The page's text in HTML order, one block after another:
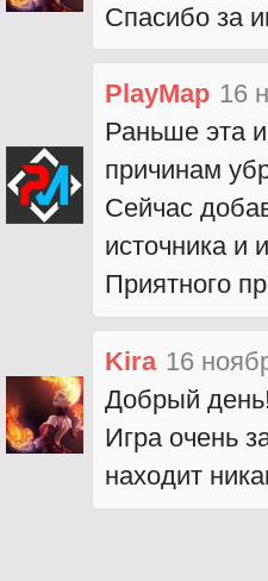
Спасибо за
PlayMap 16
Раньше эта
причинам
Сейчас
источника и
Приятного
Kira 16
Добрый
Игра очень
находит